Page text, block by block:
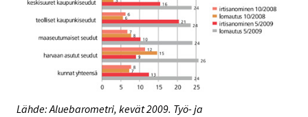
Lähde: Aluebarometri, kevät 2009. Työ- ja